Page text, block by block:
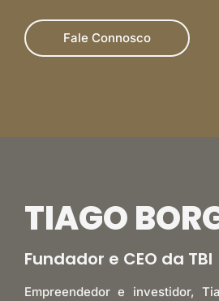
Fale Connosco
TIAGO
Fundador e CEO da TBI
Empreendedor e investidor,